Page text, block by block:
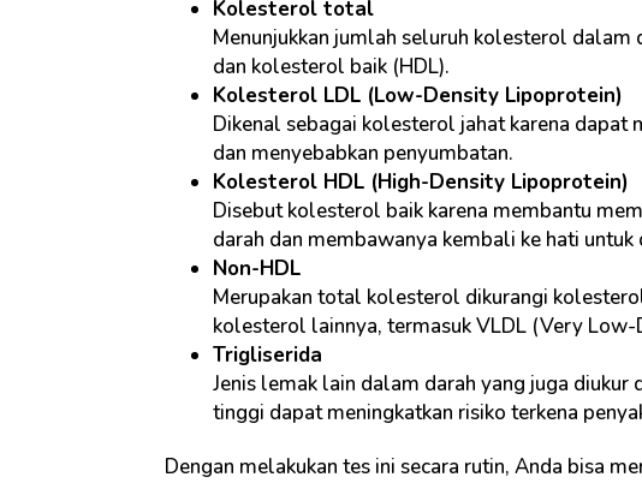
Kolesterol total
Menunjukkan jumlah seluruh kolesterol dalam
dan kolesterol baik (HDL).
Kolesterol LDL (Low-Density Lipoprotein)
Dikenal sebagai kolesterol jahat karena dapat
dan menyebabkan penyumbatan.
Kolesterol HDL (High-Density Lipoprotein)
Disebut kolesterol baik karena membantu
darah dan membawanya kembali ke hati untuk
Non-HDL
Merupakan total kolesterol dikurangi
kolesterol lainnya, termasuk VLDL (Very
Trigliserida
Jenis lemak lain dalam darah yang juga
tinggi dapat meningkatkan risiko terkena
Dengan melakukan tes ini secara rutin, Anda bisa